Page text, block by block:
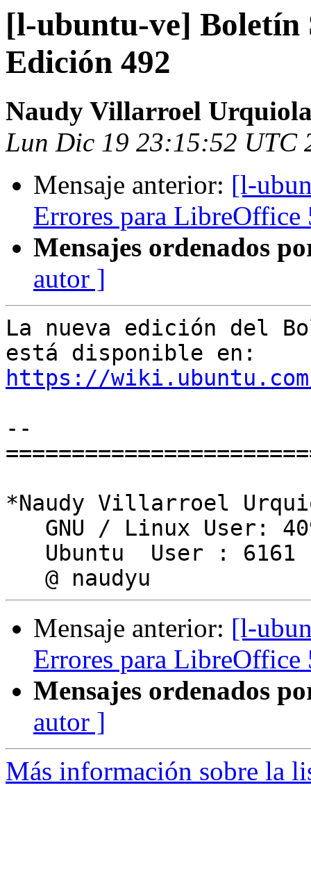
[l-ubuntu-ve] Boletín
Edición 492
Naudy Villarroel
Lun Dic 19 23:15:52 UTC
Mensaje anterior: [l-
Errores para LibreOffice
Mensajes ordenados
autor ]
La nueva edición del
https://
--
*Naudy Villarroel
Mensaje anterior: [l-
Errores para LibreOffice
Mensajes ordenados
autor ]
Más información sobre la